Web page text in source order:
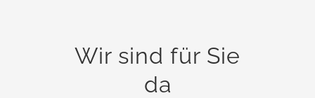
Wir sind für Sie
da